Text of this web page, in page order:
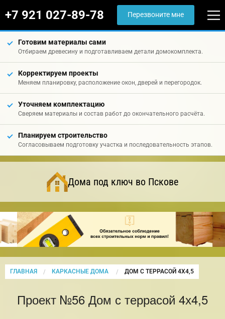
+7 921 027-89-78 Перезвоните мне
Готовим материалы сами
Отбираем древесину и подготавливаем детали домокомплекта.
Корректируем проекты
Меняем планировку, расположение окон, дверей и перегородок.
Уточняем комплектацию
Сверяем материалы и состав работ до окончательного расчёта.
Планируем строительство
Согласовываем подготовку участка и последовательность этапов.
Дома под ключ во Пскове
ГЛАВНАЯ КАРКАСНЫЕ ДОМА CURRENT:
ДОМ С ТЕРРАСОЙ 4Х4,5
Проект №56 Дом с террасой 4х4,5